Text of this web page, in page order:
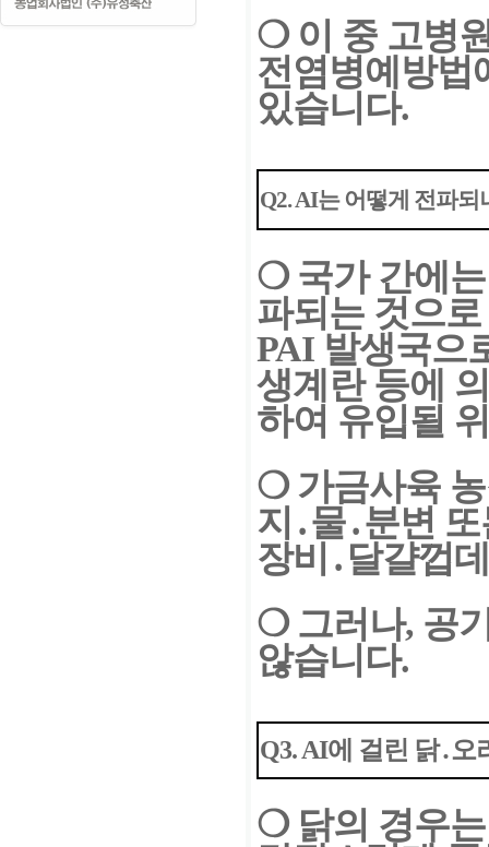
❍ 이 중 고병
전염병예방법
있습니다.
Q2. AI는 어떻게 전파되
❍ 국가 간에
파되는 것으
PAI 발생국으
생계란 등에
하여 유입될
❍ 가금사육
지․물․분변
장비 ․ 달걀껍
❍ 그러나, 공
않습니다.
Q3. AI에 걸린 닭․오
❍ 닭의 경우